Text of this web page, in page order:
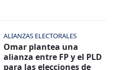
ALIANZAS ELECTORALES
Omar plantea una
alianza entre FP y el PLD
para las elecciones de